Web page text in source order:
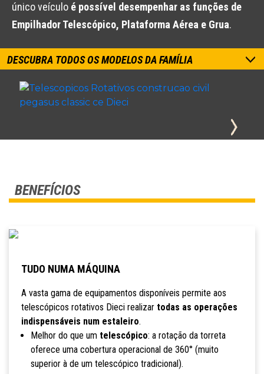
único veículo é possível desempenhar as funções de
Empilhador Telescópico, Plataforma Aérea e Grua.
DESCUBRA TODOS OS MODELOS DA FAMÍLIA
BENEFÍCIOS
TUDO NUMA MÁQUINA
A vasta gama de equipamentos disponíveis permite aos
telescópicos rotativos Dieci realizar todas as operações
indispensáveis num estaleiro.
Melhor do que um telescópico: a rotação da torreta
oferece uma cobertura operacional de 360° (muito
superior à de um telescópico tradicional).